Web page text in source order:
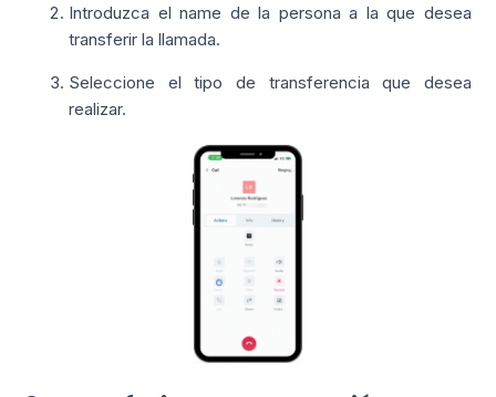
Introduzca el name de la persona a la que desea
transferir la llamada.
Seleccione el tipo de transferencia que desea
realizar.